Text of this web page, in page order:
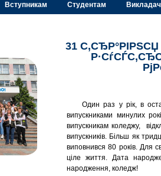
Вступникам Студентам
31
Один раз у рік, в
випускниками минулих
випускникам коледжу,
випускників. Більш як
виповнився 80 років. Для
ціле життя. Дата
народження, коледж!